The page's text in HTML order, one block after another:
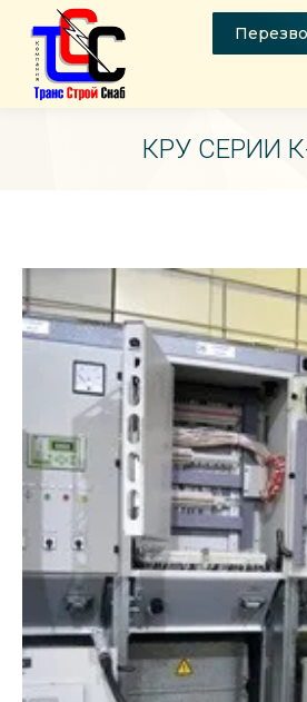
КРУ СЕРИИ